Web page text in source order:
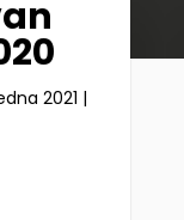
2021 |